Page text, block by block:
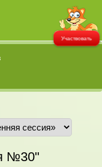
Участвовать
№30"